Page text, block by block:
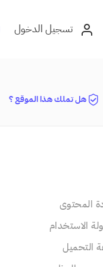
تسجيل الدخول
هل تملك هذا الموقع ؟
المحتوى
الاستخدام
التحميل